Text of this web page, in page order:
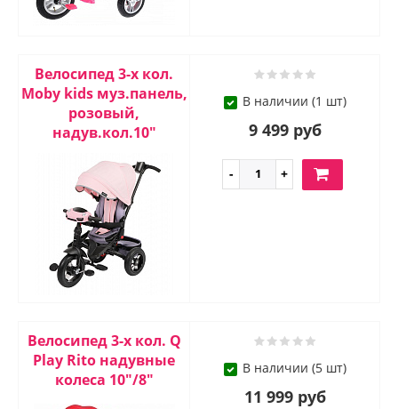
Велосипед 3-х кол.
Moby kids муз.панель,
розовый,
надув.кол.10"
В наличии (1 шт)
9 499 руб
Велосипед 3-х кол. Q
Play Rito надувные
колеса 10"/8"
В наличии (5 шт)
11 999 руб